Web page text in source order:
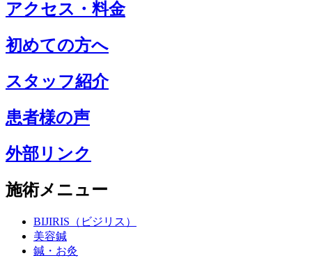
アクセス・料金
初めての方へ
スタッフ紹介
患者様の声
外部リンク
施術メニュー
BIJIRIS（ビジリス）
美容鍼
鍼・お灸